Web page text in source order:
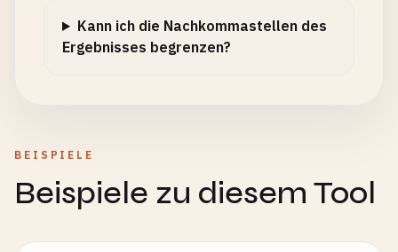
Kann ich die Nachkommastellen des
Ergebnisses begrenzen?
BEISPIELE
Beispiele zu diesem Tool